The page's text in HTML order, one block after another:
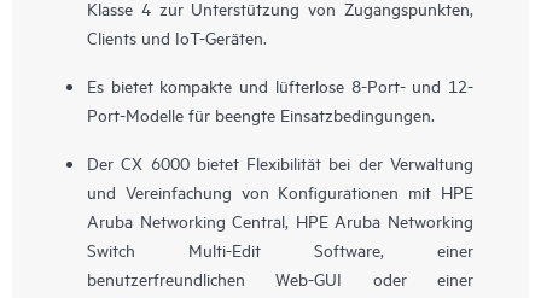
Klasse 4 zur Unterstützung von Zugangspunkten,
Clients und IoT-Geräten.
Es bietet kompakte und lüfterlose 8-Port- und 12-
Port-Modelle für beengte Einsatzbedingungen.
Der CX 6000 bietet Flexibilität bei der Verwaltung
und Vereinfachung von Konfigurationen mit HPE
Aruba Networking Central, HPE Aruba Networking
Switch Multi-Edit Software, einer
benutzerfreundlichen Web-GUI oder einer